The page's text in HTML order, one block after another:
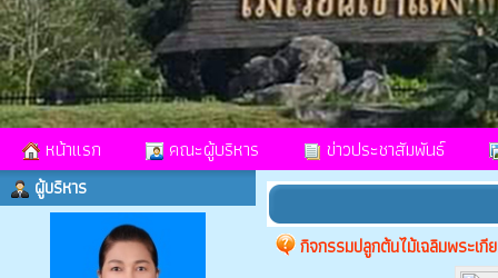
หน้าแรก คณะผู้บริหาร ข่าวประชาสัมพันธ์
ผู้บริหาร
กิจกรรมปลูกต้นไม้เฉลิมพระเกี